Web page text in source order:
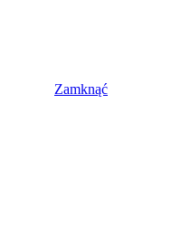
Zamknąć